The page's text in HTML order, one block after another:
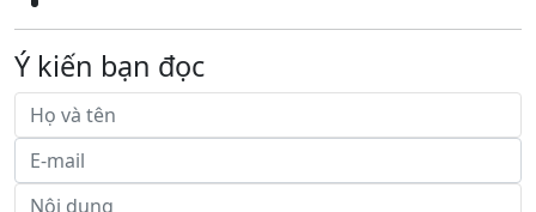
Ý kiến bạn đọc